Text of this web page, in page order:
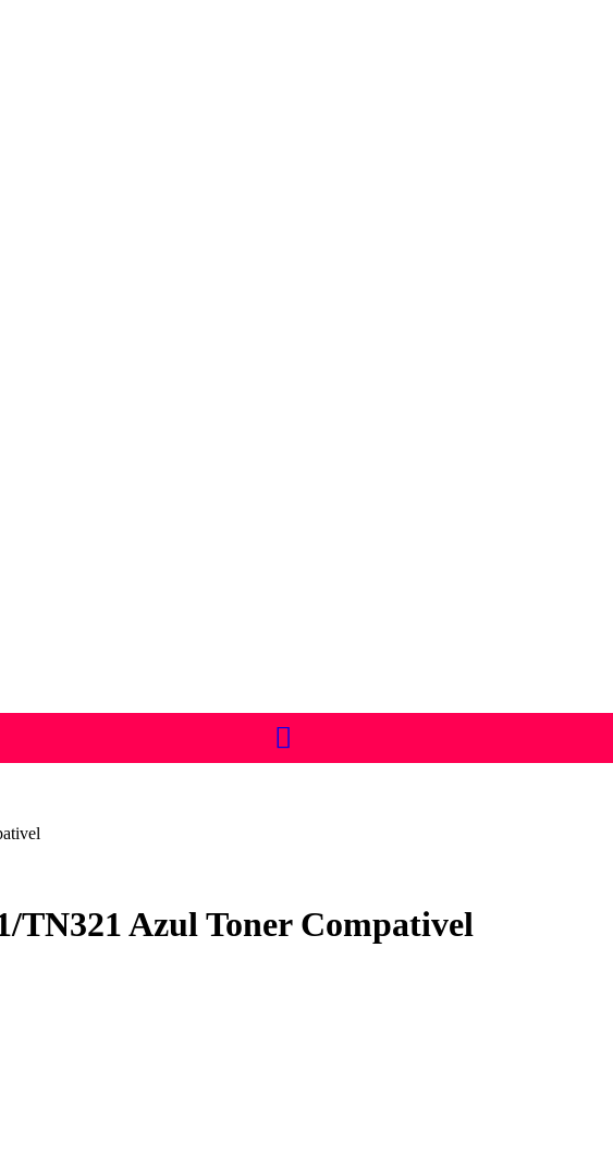
Azul Toner Compativel